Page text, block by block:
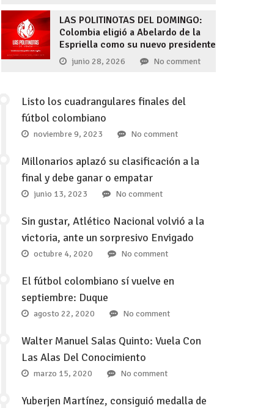
LAS POLITINOTAS DEL DOMINGO:
Colombia eligió a Abelardo de la
Espriella como su nuevo presidente
junio 28, 2026 No comment
Listo los cuadrangulares finales del
fútbol colombiano
noviembre 9, 2023 No comment
Millonarios aplazó su clasificación a la
final y debe ganar o empatar
junio 13, 2023 No comment
Sin gustar, Atlético Nacional volvió a la
victoria, ante un sorpresivo Envigado
octubre 4, 2020 No comment
El fútbol colombiano sí vuelve en
septiembre: Duque
agosto 22, 2020 No comment
Walter Manuel Salas Quinto: Vuela Con
Las Alas Del Conocimiento
marzo 15, 2020 No comment
Yuberjen Martínez, consiguió medalla de